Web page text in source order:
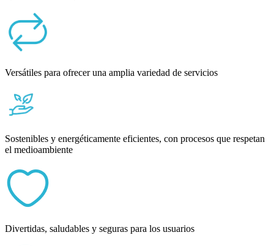
Versátiles para ofrecer una amplia variedad de servicios
Sostenibles y energéticamente eficientes, con procesos que respetan
el medioambiente
Divertidas, saludables y seguras para los usuarios